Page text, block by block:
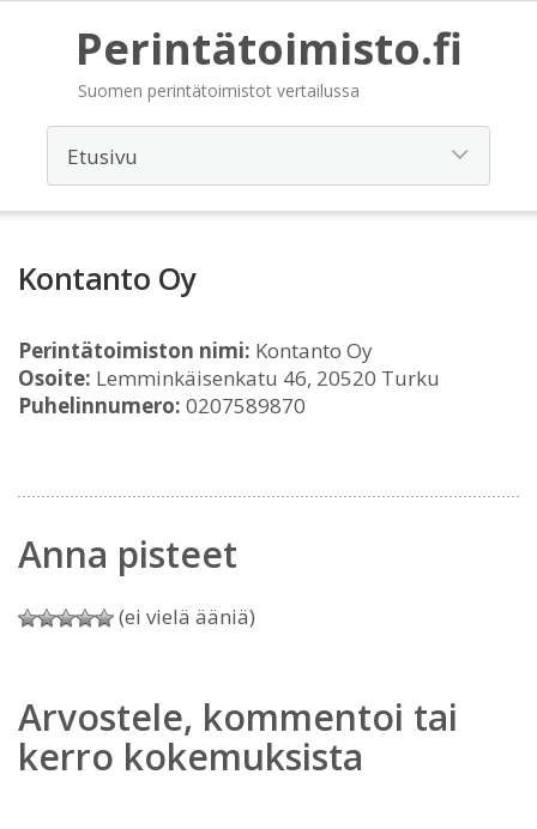
Perintätoimisto.fi
Suomen perintätoimistot vertailussa
Kontanto Oy
Perintätoimiston nimi: Kontanto Oy
Osoite: Lemminkäisenkatu 46, 20520 Turku
Puhelinnumero: 0207589870
Anna pisteet
(ei vielä ääniä)
Arvostele, kommentoi tai
kerro kokemuksista